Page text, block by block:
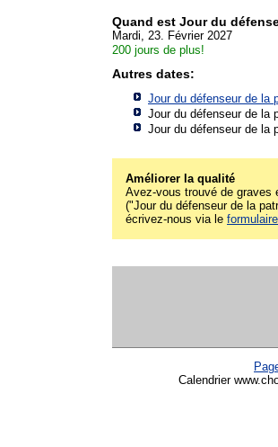
Quand est Jour du
Mardi, 23. Février 2027
200 jours de plus!
Autres dates:
Jour du défenseur de la
Jour du défenseur de la
Jour du défenseur de la
Améliorer la qualité
Avez-vous trouvé de graves
("Jour du défenseur de la
écrivez-nous via le
Calendrier